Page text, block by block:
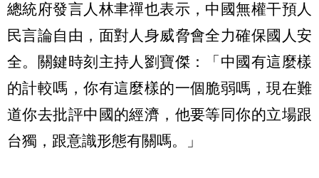
總統府發言人林聿禪也表示，中國無權干預人
民言論自由，面對人身威脅會全力確保國人安
全。關鍵時刻主持人劉寶傑：「中國有這麼樣
的計較嗎，你有這麼樣的一個脆弱嗎，現在難
道你去批評中國的經濟，他要等同你的立場跟
台獨，跟意識形態有關嗎。」